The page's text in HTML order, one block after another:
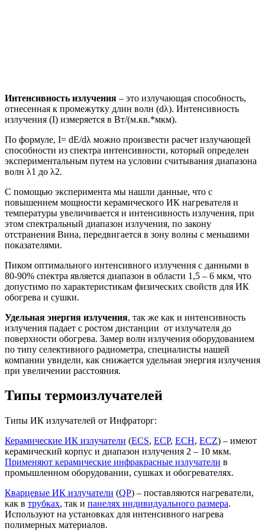
Интенсивность излучения – это излучающая способность,
отнесенная к промежутку длин волн (dλ). Интенсивность
излучения (I) измеряется в Вт/(м.кв.*мкм).
По формуле, I= dE/dλ можно произвести расчет излучающей
способности из спектра интенсивности, который определен
экспериментальным путем на условии считывания диапазона
волн λ1 до λ2.
С помощью эксперимента мы нашли данные, что с
повышением мощности керамического ИК нагревателя и
температуры увеличивается и интенсивность излучения, при
этом спектральный диапазон излучения, по закону
отстранения Вина, передвигается в зону волны с меньшими
показателями.
Пиком оптимального интенсивного излучения с данными в
80-90% спектра является диапазон в области 1,5 – 6 мкм, что
допустимо по характеристикам физических свойств для ИК
обогрева и сушки.
Удельная энергия излучения, так же как и интенсивность
излучения падает с ростом дистанции от излучателя до
поверхности обогрева. Замер волн излучения оборудованием
по типу селективного радиометра, специалисты нашей
компании увидели, как снижается удельная энергия излучения
при увеличении расстояния.
Типы термоизлучателей
Типы ИК излучателей от Инфраторг:
Керамические ИК излучатели (ECS, ECP, ECH, ECZ) – имеют
керамический корпус и диапазон излучения 2 – 10 мкм.
Применяют керамические инфракрасные излучатели в
промышленном оборудовании, сушках и обогревателях.
Кварцевые ИК излучатели (QP) – поставляются нагреватели,
как в трубках, так и панелях индивидуального размера.
Используют на установках для интенсивного нагрева
полимерных материалов.